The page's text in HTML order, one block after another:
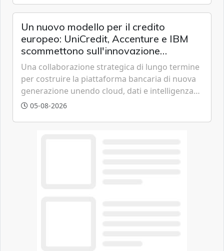
Un nuovo modello per il credito
europeo: UniCredit, Accenture e IBM
scommettono sull'innovazione
tecnologica
Una collaborazione strategica di lungo termine
per costruire la piattaforma bancaria di nuova
generazione unendo cloud, dati e intelligenza
artificiale.
05-08-2026